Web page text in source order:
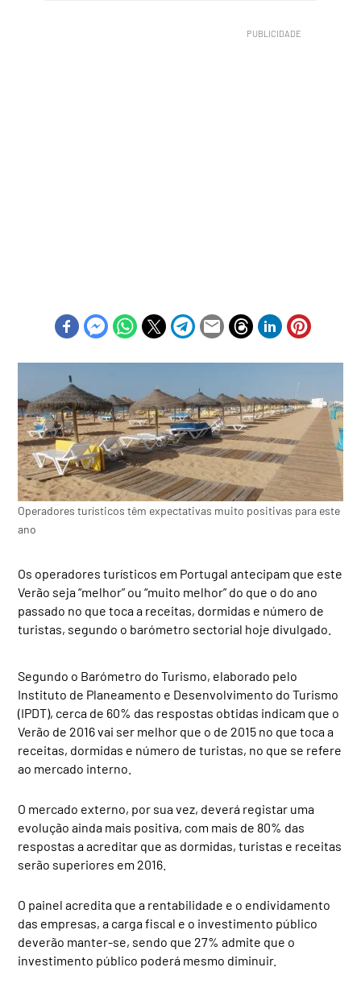
Operadores turísticos têm expectativas muito positivas para este
ano
Os operadores turísticos em Portugal antecipam que este
Verão seja “melhor” ou “muito melhor” do que o do ano
passado no que toca a receitas, dormidas e número de
turistas, segundo o barómetro sectorial hoje divulgado.
Segundo o Barómetro do Turismo, elaborado pelo
Instituto de Planeamento e Desenvolvimento do Turismo
(IPDT), cerca de 60% das respostas obtidas indicam que o
Verão de 2016 vai ser melhor que o de 2015 no que toca a
receitas, dormidas e número de turistas, no que se refere
ao mercado interno.
O mercado externo, por sua vez, deverá registar uma
evolução ainda mais positiva, com mais de 80% das
respostas a acreditar que as dormidas, turistas e receitas
serão superiores em 2016.
O painel acredita que a rentabilidade e o endividamento
das empresas, a carga fiscal e o investimento público
deverão manter-se, sendo que 27% admite que o
investimento público poderá mesmo diminuir.